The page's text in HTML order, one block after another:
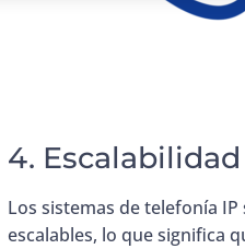
4. Escalabilidad
Los sistemas de telefonía
escalables, lo que significa